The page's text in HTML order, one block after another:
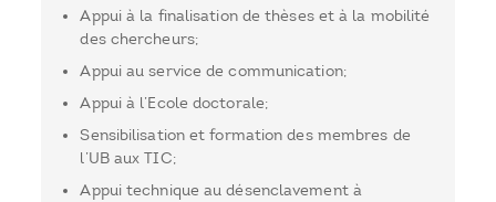
Appui à la finalisation de thèses et à la mobilité
des chercheurs;
Appui au service de communication;
Appui à l’Ecole doctorale;
Sensibilisation et formation des membres de
l’UB aux TIC;
Appui technique au désenclavement à